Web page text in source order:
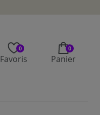
0
Favoris
0
Panier